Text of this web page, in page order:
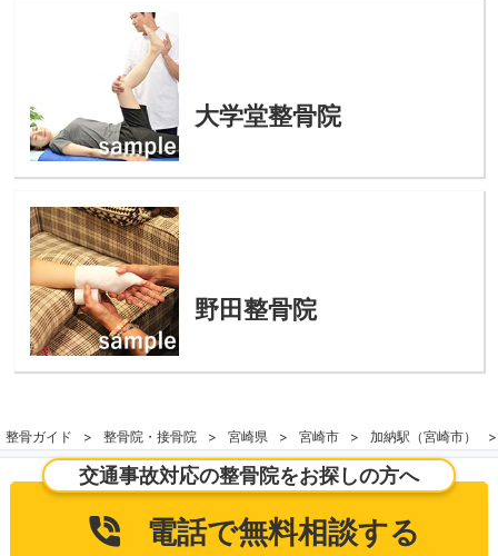
大学堂整骨院
野田整骨院
整骨ガイド 整骨院・接骨院 宮崎県 宮崎市 加納駅（宮崎市）
交通事故対応の整骨院をお探しの方へ
電話で無料相談する